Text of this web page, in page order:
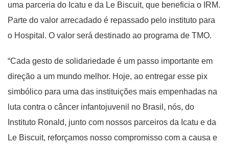
uma parceria do Icatu e da Le Biscuit, que beneficia o IRM.
Parte do valor arrecadado é repassado pelo instituto para
o Hospital. O valor será destinado ao programa de TMO.
“Cada gesto de solidariedade é um passo importante em
direção a um mundo melhor. Hoje, ao entregar esse pix
simbólico para uma das instituições mais empenhadas na
luta contra o câncer infantojuvenil no Brasil, nós, do
Instituto Ronald, junto com nossos parceiros da Icatu e da
Le Biscuit, reforçamos nosso compromisso com a causa e